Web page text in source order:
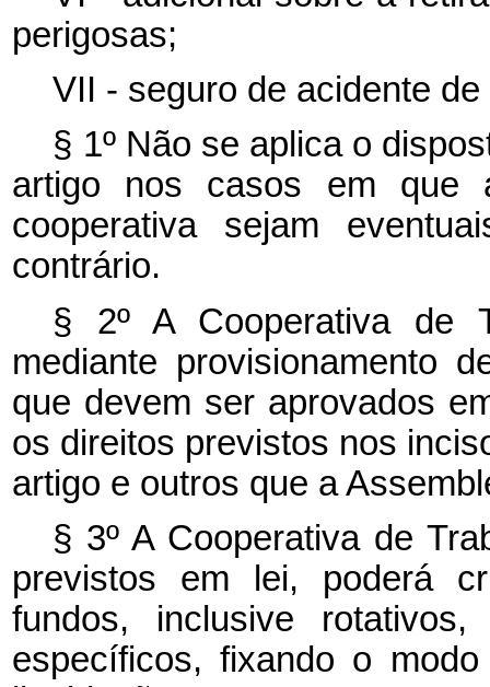
perigosas;
VII - seguro de acidente
§ 1º Não se aplica o
artigo nos casos em
cooperativa sejam
contrário.
§ 2º A Cooperativa de
mediante provisionamento
que devem ser aprovados
os direitos previstos nos
artigo e outros que a
§ 3º A Cooperativa de
previstos em lei, poderá
fundos, inclusive
específicos, fixando o